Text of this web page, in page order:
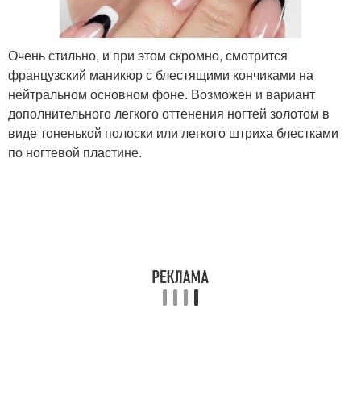
Очень стильно, и при этом скромно, смотрится
французский маникюр с блестящими кончиками на
нейтральном основном фоне. Возможен и вариант
дополнительного легкого оттенения ногтей золотом в
виде тоненькой полоски или легкого штриха блестками
по ногтевой пластине.